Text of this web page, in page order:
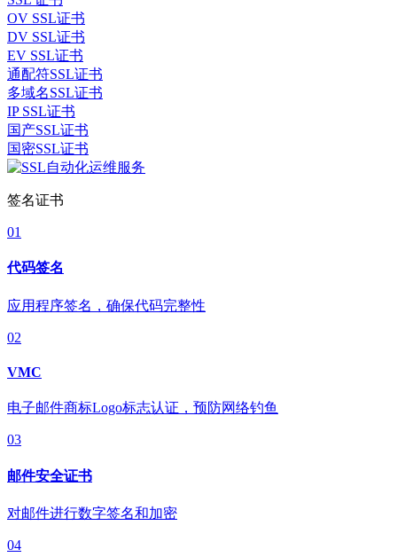
OV SSL证书
DV SSL证书
EV SSL证书
通配符SSL证书
多域名SSL证书
IP SSL证书
国产SSL证书
国密SSL证书
签名证书
01
代码签名
应用程序签名，确保代码完整性
02
VMC
电子邮件商标Logo标志认证，预防网络钓鱼
03
邮件安全证书
对邮件进行数字签名和加密
04